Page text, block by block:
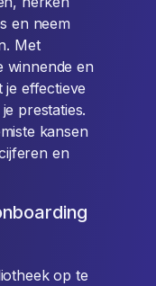
en neem
Met
winnende en
je effectieve
prestaties.
kansen
en
op te